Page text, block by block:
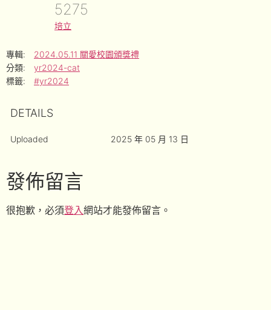
5275
培立
專輯:
2024.05.11 關愛校園頒獎禮
分類:
yr2024-cat
標籤:
#yr2024
DETAILS
Uploaded 2025 年 05 月 13 日
發佈留言
很抱歉，必須登入網站才能發佈留言。